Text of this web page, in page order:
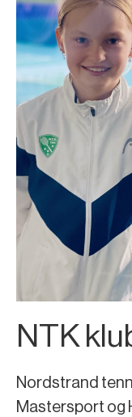
NTK
Nordstrand
Mastersport og